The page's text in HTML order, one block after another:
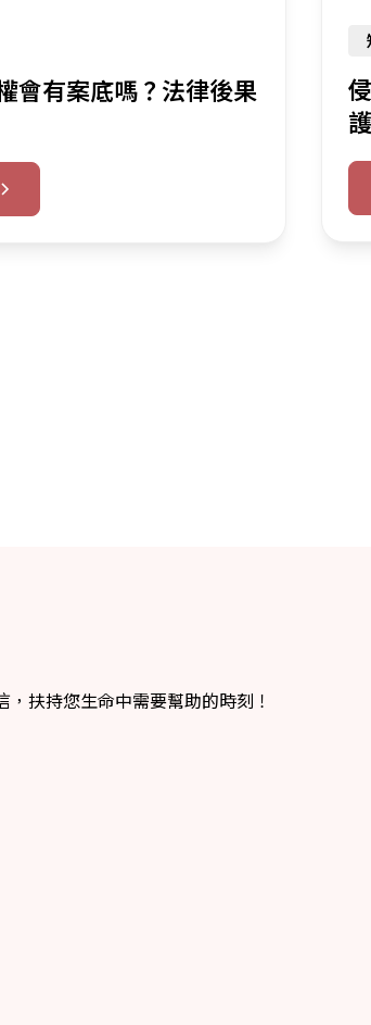
會有案底嗎？法律後果
，扶持您生命中需要幫助的時刻！